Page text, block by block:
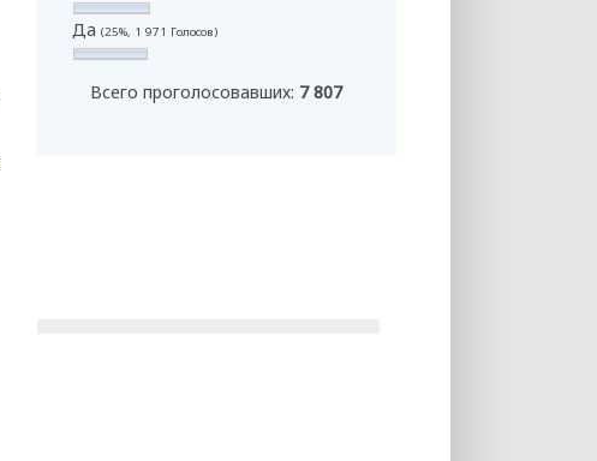
Да (25%, 1 971 Голосов)
Всего проголосовавших: 7 807